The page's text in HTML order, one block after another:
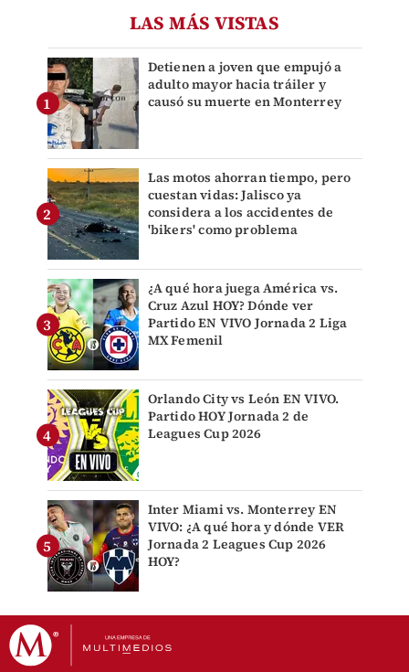
LAS MÁS VISTAS
Detienen a joven que empujó a
adulto mayor hacia tráiler y
causó su muerte en Monterrey
Las motos ahorran tiempo, pero
cuestan vidas: Jalisco ya
considera a los accidentes de
'bikers' como problema
¿A qué hora juega América vs.
Cruz Azul HOY? Dónde ver
Partido EN VIVO Jornada 2 Liga
MX Femenil
Orlando City vs León EN VIVO.
Partido HOY Jornada 2 de
Leagues Cup 2026
Inter Miami vs. Monterrey EN
VIVO: ¿A qué hora y dónde VER
Jornada 2 Leagues Cup 2026
HOY?